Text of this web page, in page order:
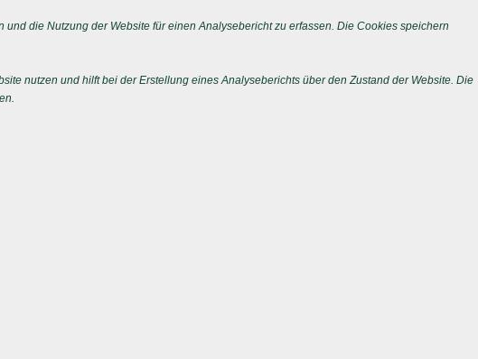
die Nutzung der Website für einen Analysebericht zu erfassen. Die Cookies speichern
nutzen und hilft bei der Erstellung eines Analyseberichts über den Zustand der Website. Die